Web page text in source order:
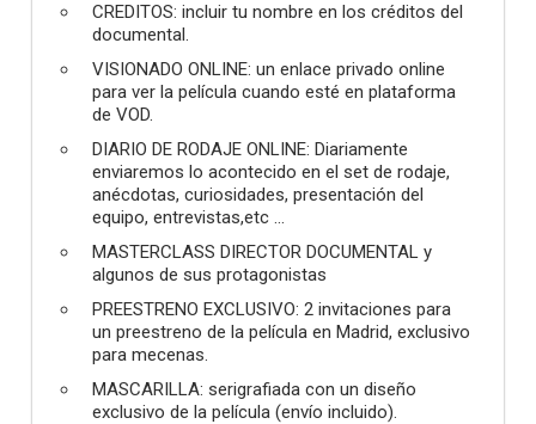
CREDITOS: incluir tu nombre en los créditos del
documental.
VISIONADO ONLINE: un enlace privado online
para ver la película cuando esté en plataforma
de VOD.
DIARIO DE RODAJE ONLINE: Diariamente
enviaremos lo acontecido en el set de rodaje,
anécdotas, curiosidades, presentación del
equipo, entrevistas,etc ...
MASTERCLASS DIRECTOR DOCUMENTAL y
algunos de sus protagonistas
PREESTRENO EXCLUSIVO: 2 invitaciones para
un preestreno de la película en Madrid, exclusivo
para mecenas.
MASCARILLA: serigrafiada con un diseño
exclusivo de la película (envío incluido).